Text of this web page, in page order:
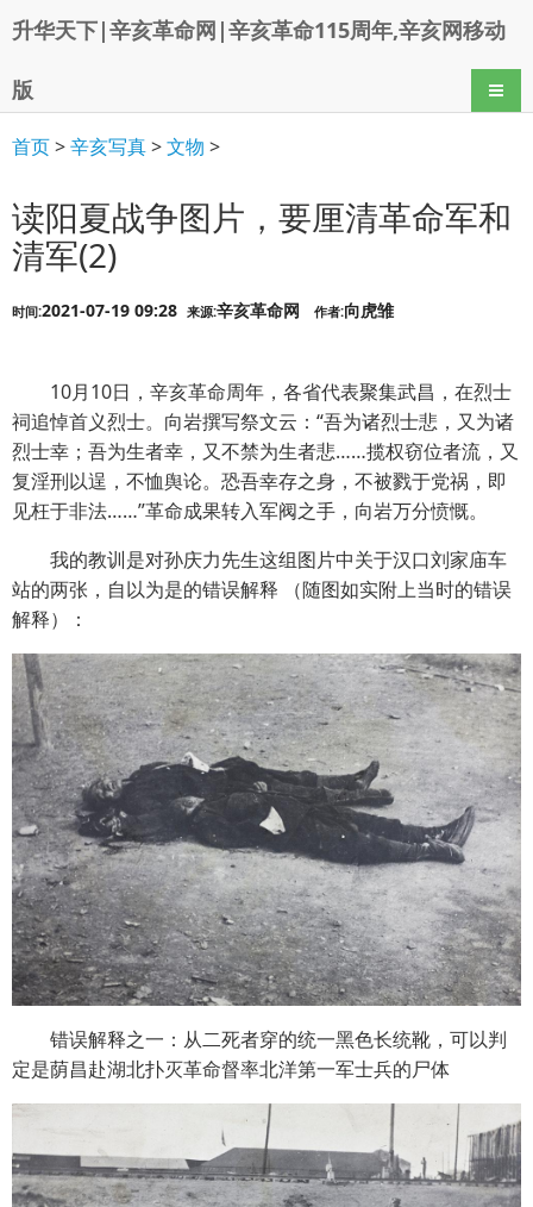
升华天下|辛亥革命网|辛亥革命115周年,辛亥网移动
版 导航
首页>辛亥写真>文物 >
读阳夏战争图片，要厘清革命军和
清军(2)
时间:2021-07-19 09:28 来源:辛亥革命网 作者:向虎雏
10月10日，辛亥革命周年，各省代表聚集武昌，在烈士
祠追悼首义烈士。向岩撰写祭文云：“吾为诸烈士悲，又为诸
烈士幸；吾为生者幸，又不禁为生者悲……揽权窃位者流，又
复淫刑以逞，不恤舆论。恐吾幸存之身，不被戮于党祸，即
见枉于非法……”革命成果转入军阀之手，向岩万分愤慨。
我的教训是对孙庆力先生这组图片中关于汉口刘家庙车
站的两张，自以为是的错误解释 （随图如实附上当时的错误
解释）：
错误解释之一：从二死者穿的统一黑色长统靴，可以判
定是荫昌赴湖北扑灭革命督率北洋第一军士兵的尸体